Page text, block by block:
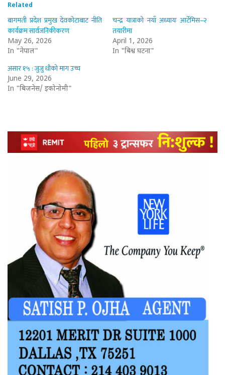
Related
बागमती प्रदेश प्रमुख देवकोटाबाट नीति
कार्यक्रम सार्वजनिकीकरण
May 26, 2026
In "नेपाल"
चन्द्र यात्राको नयाँ अध्यायः आर्टेमिस–२
तयारीमा
April 1, 2026
In "बिश्व घटना"
असार १५ : जुजु धौको माग उच्च
June 29, 2026
In "बिजनेस/ इकोनोमी"